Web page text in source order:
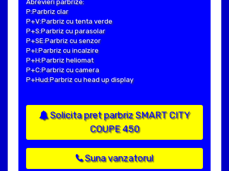
Abrevieri parbrize:
P:Parbriz clar
P+V:Parbriz cu tenta verde
P+S:Parbriz cu parasolar
P+SE:Parbriz cu senzor
P+I:Parbriz cu incalzire
P+H:Parbriz heliomat
P+C:Parbriz cu camera
P+Hud:Parbriz cu head up display
Solicita pret parbriz SMART CITY
COUPE 450
Suna vanzatorul